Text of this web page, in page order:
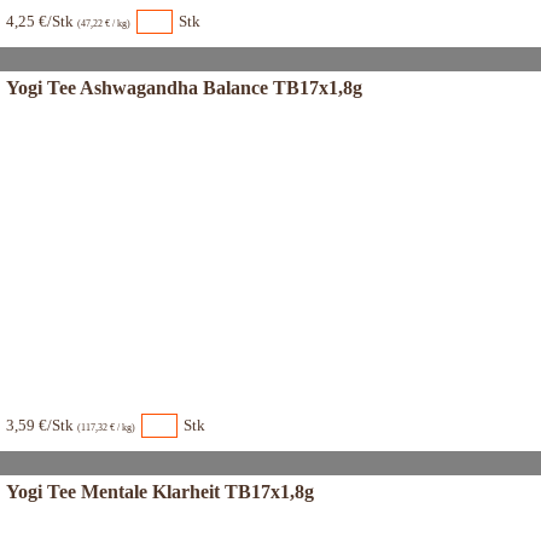
4,25 €/Stk (47,22 € / kg) Stk
Yogi Tee Ashwagandha Balance TB17x1,8g
3,59 €/Stk (117,32 € / kg) Stk
Yogi Tee Mentale Klarheit TB17x1,8g